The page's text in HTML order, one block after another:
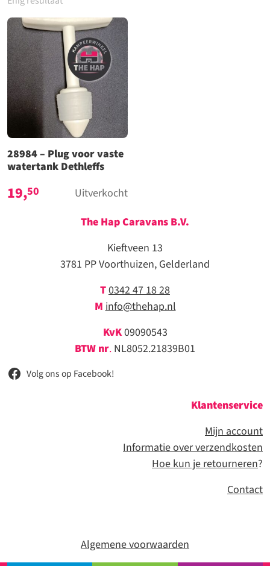
28984 – Plug voor vaste
watertank Dethleffs
19,50
Uitverkocht
The Hap Caravans B.V.
Kieftveen 13
3781 PP Voorthuizen, Gelderland
T0342 47 18 28
M info@thehap.nl
KvK09090543
BTW nr. NL8052.21839B01
Volg ons op Facebook!
Klantenservice
Mijn account
Informatie over verzendkosten
Hoe kun je retourneren?
Contact
Algemene voorwaarden